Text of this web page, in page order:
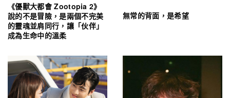
《優獸大都會 Zootopia 2》
說的不是冒險，是兩個不完美
的靈魂並肩同行，讓「伙伴」
成為生命中的溫柔
無常的背面，是希望